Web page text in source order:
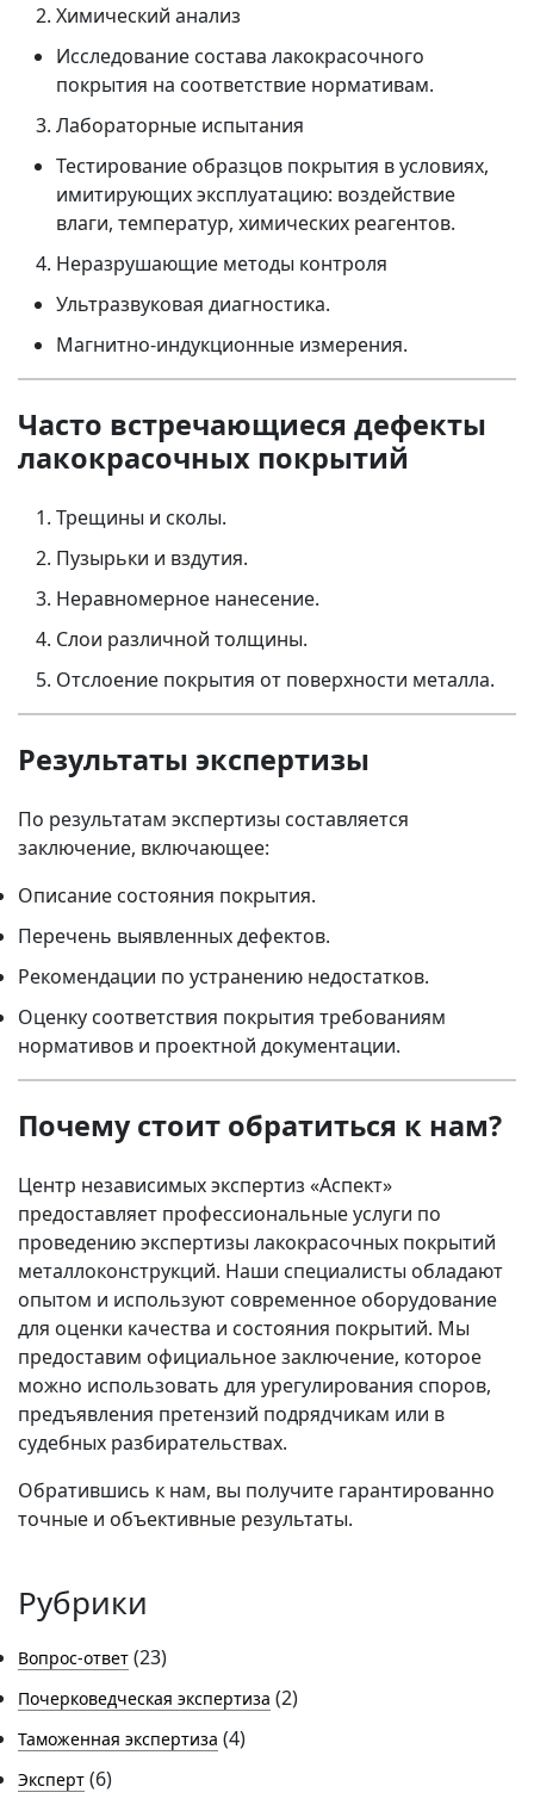
Химический анализ
Исследование состава лакокрасочного
покрытия на соответствие нормативам.
Лабораторные испытания
Тестирование образцов покрытия в условиях,
имитирующих эксплуатацию: воздействие
влаги, температур, химических реагентов.
Неразрушающие методы контроля
Ультразвуковая диагностика.
Магнитно-индукционные измерения.
Часто встречающиеся дефекты
лакокрасочных покрытий
Трещины и сколы.
Пузырьки и вздутия.
Неравномерное нанесение.
Слои различной толщины.
Отслоение покрытия от поверхности металла.
Результаты экспертизы
По результатам экспертизы составляется
заключение, включающее:
Описание состояния покрытия.
Перечень выявленных дефектов.
Рекомендации по устранению недостатков.
Оценку соответствия покрытия требованиям
нормативов и проектной документации.
Почему стоит обратиться к нам?
Центр независимых экспертиз «Аспект»
предоставляет профессиональные услуги по
проведению экспертизы лакокрасочных покрытий
металлоконструкций. Наши специалисты обладают
опытом и используют современное оборудование
для оценки качества и состояния покрытий. Мы
предоставим официальное заключение, которое
можно использовать для урегулирования споров,
предъявления претензий подрядчикам или в
судебных разбирательствах.
Обратившись к нам, вы получите гарантированно
точные и объективные результаты.
Рубрики
Вопрос-ответ (23)
Почерковедческая экспертиза (2)
Таможенная экспертиза (4)
Эксперт (6)